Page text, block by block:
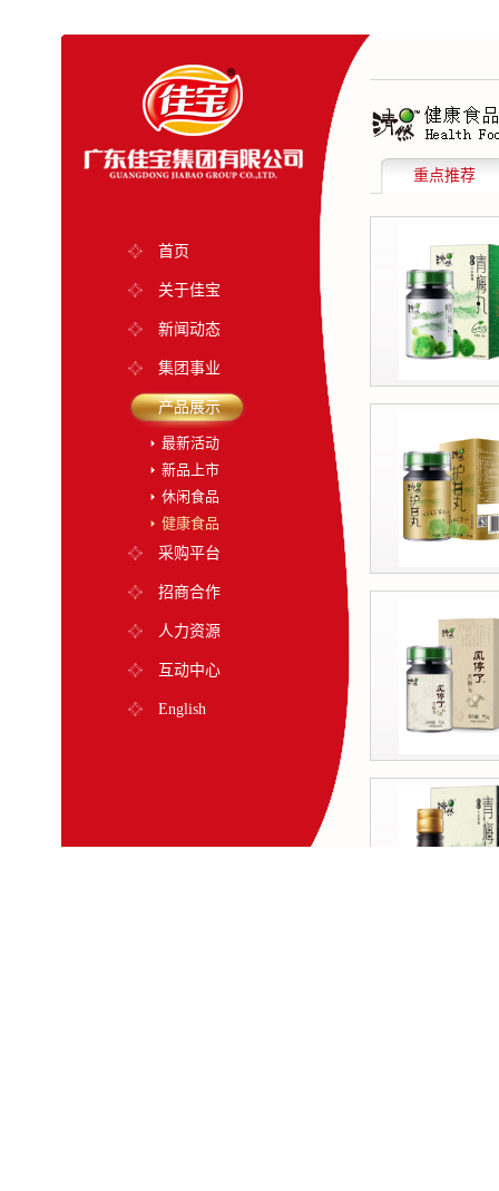
首页
关于佳宝
新闻动态
集团事业
产品展示
最新活动
新品上市
休闲食品
健康食品
采购平台
招商合作
人力资源
互动中心
English
重点推荐